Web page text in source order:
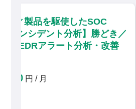
【Google Sec Ops
向けセキュリティ運
最新セキュリティソ